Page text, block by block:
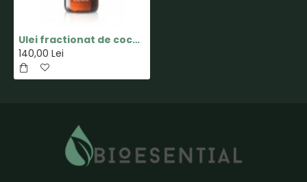
Ulei fractionat de cocos - 115 ml - doTERRA
140,00 Lei